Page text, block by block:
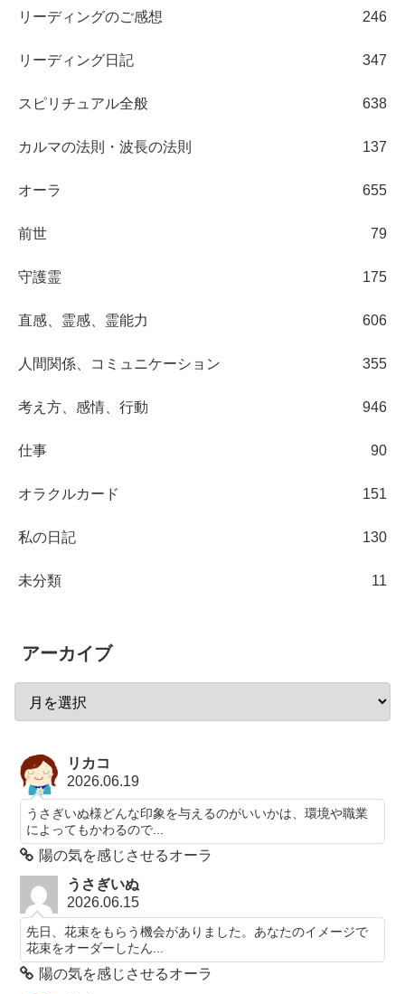
リーディングのご感想 246
リーディング日記 347
スピリチュアル全般 638
カルマの法則・波長の法則 137
オーラ 655
前世 79
守護霊 175
直感、霊感、霊能力 606
人間関係、コミュニケーション 355
考え方、感情、行動 946
仕事 90
オラクルカード 151
私の日記 130
未分類 11
アーカイブ
リカコ
2026.06.19
うさぎいぬ様どんな印象を与えるのがいいかは、環境や職業
によってもかわるので...
陽の気を感じさせるオーラ
うさぎいぬ
2026.06.15
先日、花束をもらう機会がありました。あなたのイメージで
花束をオーダーしたん...
陽の気を感じさせるオーラ